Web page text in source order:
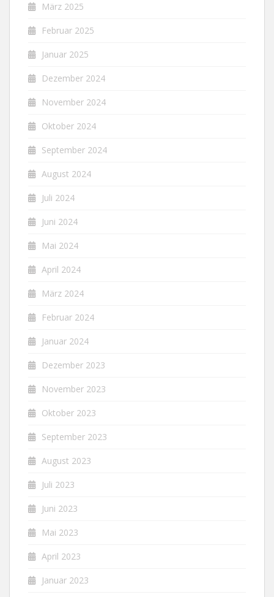
März 2025
Februar 2025
Januar 2025
Dezember 2024
November 2024
Oktober 2024
September 2024
August 2024
Juli 2024
Juni 2024
Mai 2024
April 2024
März 2024
Februar 2024
Januar 2024
Dezember 2023
November 2023
Oktober 2023
September 2023
August 2023
Juli 2023
Juni 2023
Mai 2023
April 2023
Januar 2023